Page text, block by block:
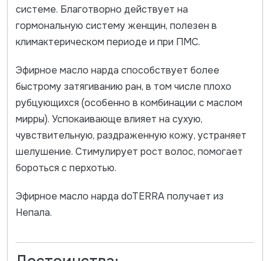
системе. Благотворно действует на
гормональную систему женщин, полезен в
климактерическом периоде и при ПМС.
Эфирное масло нарда способствует более
быстрому затягиванию ран, в том числе плохо
рубцующихся (особенно в комбинации с маслом
мирры). Успокаивающе влияет на сухую,
чувствительную, раздраженную кожу, устраняет
шелушение. Стимулирует рост волос, помогает
бороться с перхотью.
Эфирное масло нарда doTERRA получает из
Непала.